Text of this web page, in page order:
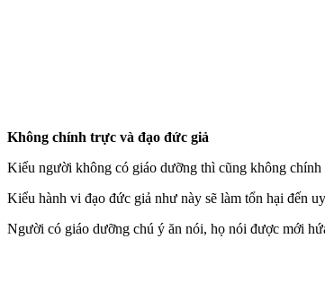
Không chính trực và đạo đức giả
Kiểu người không có giáo dưỡng thì cũng không
Kiểu hành vi đạo đức giả như này sẽ làm tổn hại đến
Người có giáo dưỡng chú ý ăn nói, họ nói được mới